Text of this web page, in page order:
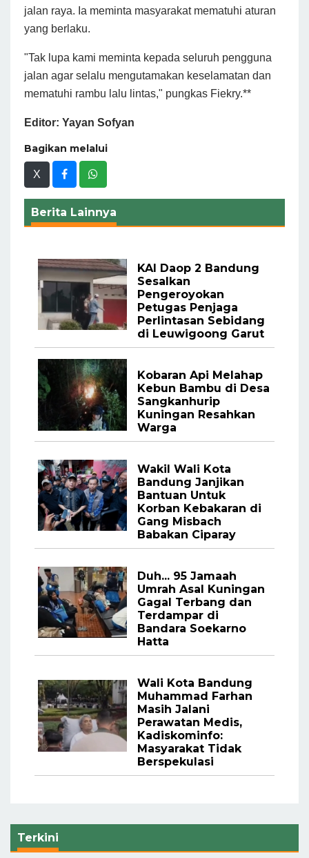
jalan raya. Ia meminta masyarakat mematuhi aturan
yang berlaku.
"Tak lupa kami meminta kepada seluruh pengguna
jalan agar selalu mengutamakan keselamatan dan
mematuhi rambu lalu lintas," pungkas Fiekry.**
Editor: Yayan Sofyan
Bagikan melalui
X
Berita Lainnya
KAI Daop 2 Bandung
Sesalkan
Pengeroyokan
Petugas Penjaga
Perlintasan Sebidang
di Leuwigoong Garut
Kobaran Api Melahap
Kebun Bambu di Desa
Sangkanhurip
Kuningan Resahkan
Warga
Wakil Wali Kota
Bandung Janjikan
Bantuan Untuk
Korban Kebakaran di
Gang Misbach
Babakan Ciparay
Duh... 95 Jamaah
Umrah Asal Kuningan
Gagal Terbang dan
Terdampar di
Bandara Soekarno
Hatta
Wali Kota Bandung
Muhammad Farhan
Masih Jalani
Perawatan Medis,
Kadiskominfo:
Masyarakat Tidak
Berspekulasi
Terkini